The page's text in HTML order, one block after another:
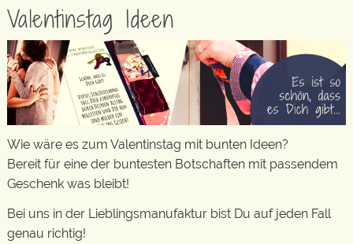
Valentinstag Ideen
Wie wäre es zum Valentinstag mit bunten Ideen?
Bereit für eine der buntesten Botschaften mit passendem
Geschenk was bleibt!
Bei uns in der Lieblingsmanufaktur bist Du auf jeden Fall
genau richtig!